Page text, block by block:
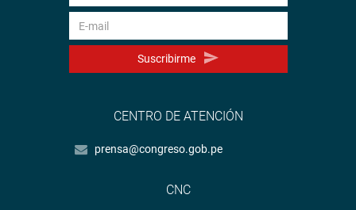
Suscribirme
CENTRO DE ATENCIÓN
prensa@congreso.gob.pe
CNC